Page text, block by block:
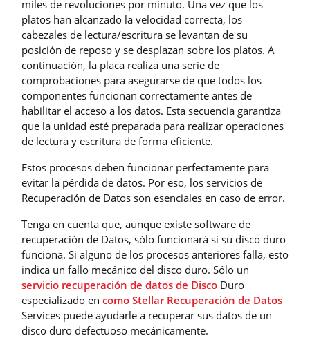
miles de revoluciones por minuto. Una vez que los
platos han alcanzado la velocidad correcta, los
cabezales de lectura/escritura se levantan de su
posición de reposo y se desplazan sobre los platos. A
continuación, la placa realiza una serie de
comprobaciones para asegurarse de que todos los
componentes funcionan correctamente antes de
habilitar el acceso a los datos. Esta secuencia garantiza
que la unidad esté preparada para realizar operaciones
de lectura y escritura de forma eficiente.
Estos procesos deben funcionar perfectamente para
evitar la pérdida de datos. Por eso, los servicios de
Recuperación de Datos son esenciales en caso de error.
Tenga en cuenta que, aunque existe software de
recuperación de Datos, sólo funcionará si su disco duro
funciona. Si alguno de los procesos anteriores falla, esto
indica un fallo mecánico del disco duro. Sólo un
servicio recuperación de datos de Disco Duro
especializado en como Stellar Recuperación de Datos
Services puede ayudarle a recuperar sus datos de un
disco duro defectuoso mecánicamente.